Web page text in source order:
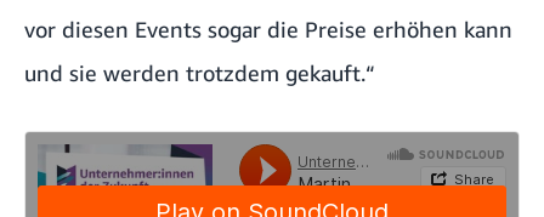
vor diesen Events sogar die Preise erhöhen kann
und sie werden trotzdem gekauft.“